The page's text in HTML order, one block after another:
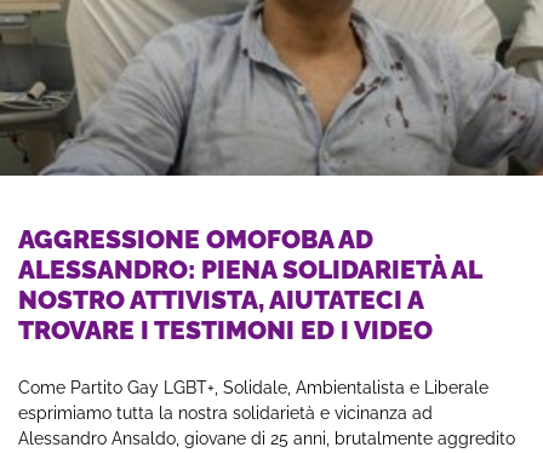
AGGRESSIONE OMOFOBA AD
ALESSANDRO: PIENA SOLIDARIETÀ AL
NOSTRO ATTIVISTA, AIUTATECI A
TROVARE I TESTIMONI ED I VIDEO
Come Partito Gay LGBT+, Solidale, Ambientalista e Liberale
esprimiamo tutta la nostra solidarietà e vicinanza ad
Alessandro Ansaldo, giovane di 25 anni, brutalmente aggredito